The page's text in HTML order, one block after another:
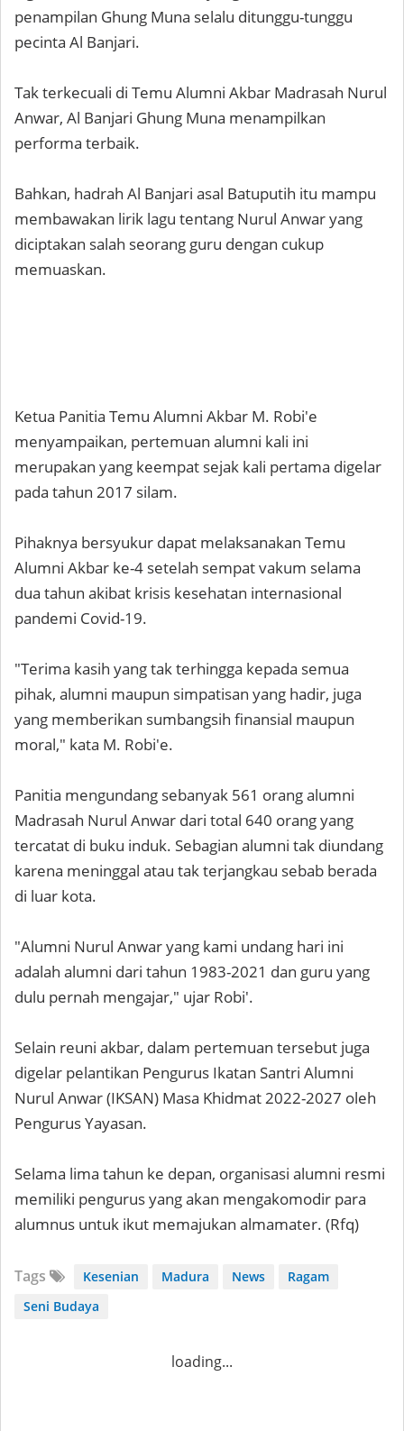
penampilan Ghung Muna selalu ditunggu-tunggu
pecinta Al Banjari.
Tak terkecuali di Temu Alumni Akbar Madrasah Nurul
Anwar, Al Banjari Ghung Muna menampilkan
performa terbaik.
Bahkan, hadrah Al Banjari asal Batuputih itu mampu
membawakan lirik lagu tentang Nurul Anwar yang
diciptakan salah seorang guru dengan cukup
memuaskan.
Ketua Panitia Temu Alumni Akbar M. Robi'e
menyampaikan, pertemuan alumni kali ini
merupakan yang keempat sejak kali pertama digelar
pada tahun 2017 silam.
Pihaknya bersyukur dapat melaksanakan Temu
Alumni Akbar ke-4 setelah sempat vakum selama
dua tahun akibat krisis kesehatan internasional
pandemi Covid-19.
"Terima kasih yang tak terhingga kepada semua
pihak, alumni maupun simpatisan yang hadir, juga
yang memberikan sumbangsih finansial maupun
moral," kata M. Robi'e.
Panitia mengundang sebanyak 561 orang alumni
Madrasah Nurul Anwar dari total 640 orang yang
tercatat di buku induk. Sebagian alumni tak diundang
karena meninggal atau tak terjangkau sebab berada
di luar kota.
"Alumni Nurul Anwar yang kami undang hari ini
adalah alumni dari tahun 1983-2021 dan guru yang
dulu pernah mengajar," ujar Robi'.
Selain reuni akbar, dalam pertemuan tersebut juga
digelar pelantikan Pengurus Ikatan Santri Alumni
Nurul Anwar (IKSAN) Masa Khidmat 2022-2027 oleh
Pengurus Yayasan.
Selama lima tahun ke depan, organisasi alumni resmi
memiliki pengurus yang akan mengakomodir para
alumnus untuk ikut memajukan almamater. (Rfq)
Tags Kesenian Madura News
Ragam
Seni Budaya
loading...